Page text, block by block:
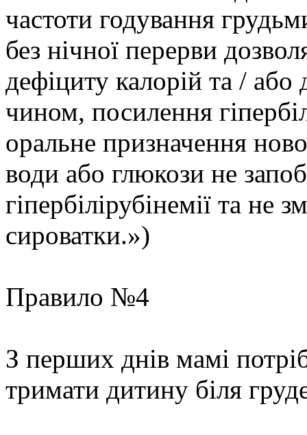
частоти годування
без нічної перерви
дефіциту калорій та / або
чином, посилення
оральне призначення
води або глюкози не
гіпербілірубінемії та не
сироватки.»)
Правило №4
З перших днів мамі
тримати дитину біля